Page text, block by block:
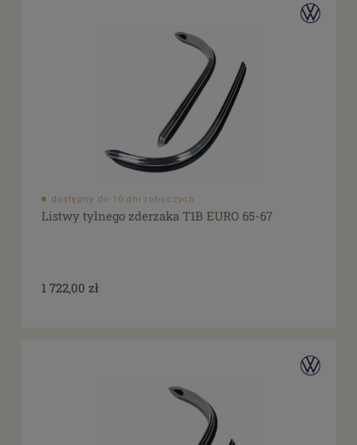
dostępny do 10 dni roboczych
Listwy tylnego zderzaka T1B EURO 65-67
1 722,00 zł